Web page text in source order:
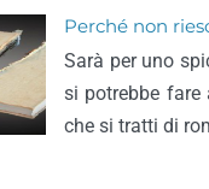
Perché non
Sarà per uno
si potrebbe fare
che si tratti di